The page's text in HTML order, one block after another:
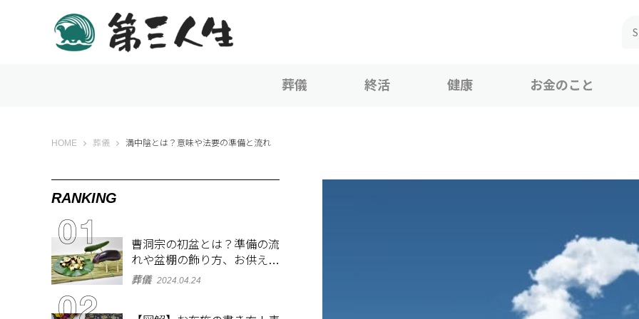
葬儀 終活 健康 お金のこと
HOME 第三人生 〜寄り道の歩き方〜
葬儀 満中陰とは？意味や法要の準備と流れ
RANKING
曹洞宗の初盆とは？準備の流
れや盆棚の飾り方、お供え物
を解説
葬儀 2024.04.24